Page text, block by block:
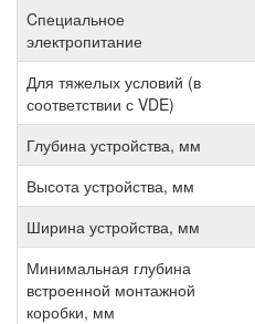
Cпециальное
электропитание
Для тяжелых условий (в
соответствии с VDE)
Глубина устройства, мм
Высота устройства, мм
Ширина устройства, мм
Минимальная глубина
встроенной монтажной
коробки, мм